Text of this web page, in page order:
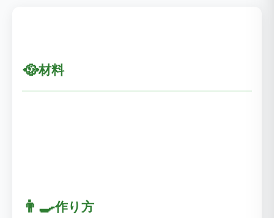
🥘材料
👨‍🍳作り方